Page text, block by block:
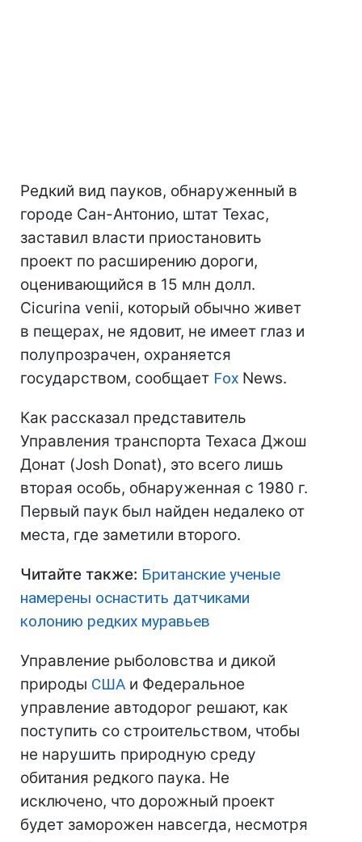
Редкий вид пауков, обнаруженный в
городе Сан-Антонио, штат Техас,
заставил власти приостановить
проект по расширению дороги,
оценивающийся в 15 млн долл.
Cicurina venii, который обычно живет
в пещерах, не ядовит, не имеет глаз и
полупрозрачен, охраняется
государством, сообщает Fox News.
Как рассказал представитель
Управления транспорта Техаса Джош
Донат (Josh Donat), это всего лишь
вторая особь, обнаруженная с 1980 г.
Первый паук был найден недалеко от
места, где заметили второго.
Читайте также: Британские ученые
намерены оснастить датчиками
колонию редких муравьев
Управление рыболовства и дикой
природы США и Федеральное
управление автодорог решают, как
поступить со строительством, чтобы
не нарушить природную среду
обитания редкого паука. Не
исключено, что дорожный проект
будет заморожен навсегда, несмотря